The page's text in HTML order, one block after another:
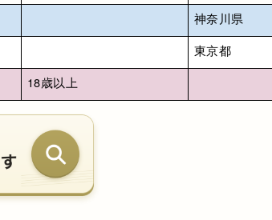
神奈川県
東京都
18歳以上